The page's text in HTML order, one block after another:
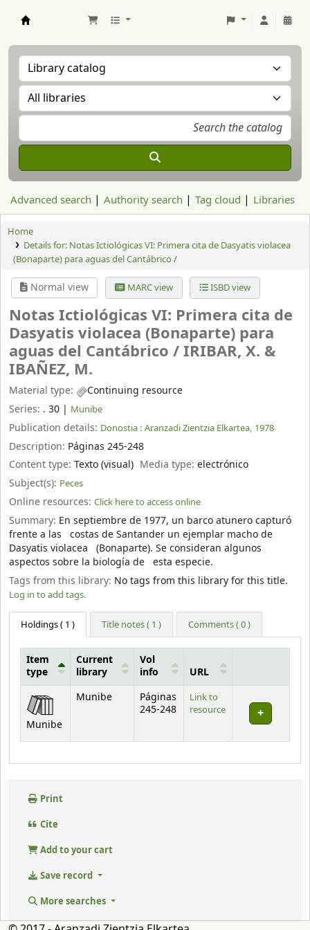
Advanced search Authority search Tag cloud Libraries
Home
Details for: Notas Ictiológicas VI: Primera cita de Dasyatis violacea
(Bonaparte) para aguas del Cantábrico /
Normal view MARC view ISBD view
Notas Ictiológicas VI: Primera cita de
Dasyatis violacea (Bonaparte) para
aguas del Cantábrico /IRIBAR, X. &
IBAÑEZ, M.
Material type:
Continuing resource
Series: . 30 | Munibe
Publication details: Donostia : Aranzadi Zientzia Elkartea, 1978
Description: Páginas 245-248
Content type: Texto (visual) Media type:electrónico
Subject(s): Peces
Online resources: Click here to access online
Summary: En septiembre de 1977, un barco atunero capturó
frente a las costas de Santander un ejemplar macho de
Dasyatis violacea (Bonaparte). Se consideran algunos
aspectos sobre la biología de esta especie.
Tags from this library: No tags from this library for this title.
Log in to add tags.
Holdings( 1 ) Title notes ( 1 ) Comments ( 0 )
Holdings
Item
type
Current
library
Vol
info
URL
Munibe
Munibe
Páginas
245-248
Link to
resource
Print
Cite
Add to your cart
Save record
More searches